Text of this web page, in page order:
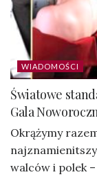
WIADOMOŚCI
Światowe
Gala
Okrążymy
walców i polek